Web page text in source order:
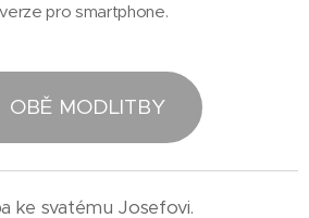
pro smartphone.
OBĚ MODLITBY
ke svatému Josefovi.